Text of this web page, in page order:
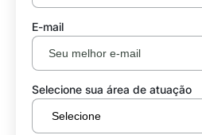
E-mail
Selecione sua área de atuação